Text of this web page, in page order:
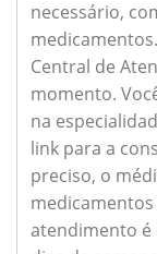
necessário,
medicamentos.
Central de
momento.
na
link para a
preciso, o
atendimento é